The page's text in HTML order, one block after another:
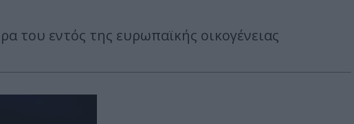
του εντός της ευρωπαϊκής οικογένειας